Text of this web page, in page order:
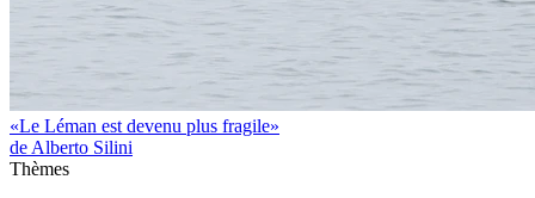
«Le Léman est devenu plus fragile»
de Alberto Silini
Thèmes